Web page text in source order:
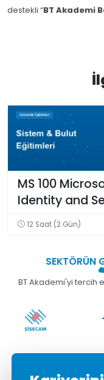
destekli “BT Akademi
MS 100
Identity and
Eğitimi
12 Saat (2 Gün)
SEKTÖRÜN
BT Akademi'yi tercih